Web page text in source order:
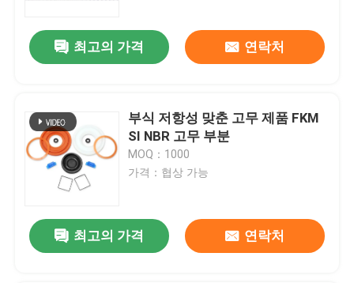
최고의 가격 연락처
부식 저항성 맞춘 고무 제품 FKM
SI NBR 고무 부분
MOQ：1000
가격：협상 가능
최고의 가격 연락처